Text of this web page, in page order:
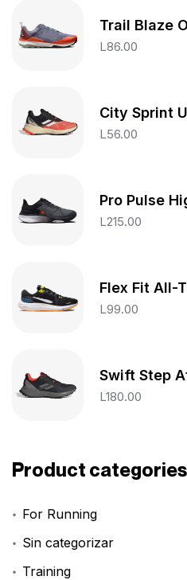
Trail Blaze
L86.00
City Sprint
L56.00
Pro Pulse
L215.00
Flex Fit All-
L99.00
Swift Step
L180.00
Product categories
For Running
Sin categorizar
Training